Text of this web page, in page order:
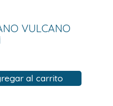
VULCANO
al carrito